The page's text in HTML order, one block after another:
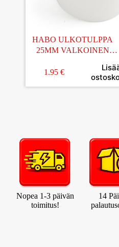
HABO ULKOTULPPA
25MM VALKOINEN
1.95 €
Lisää
Nopea 1-3 päivän
toimitus!
14